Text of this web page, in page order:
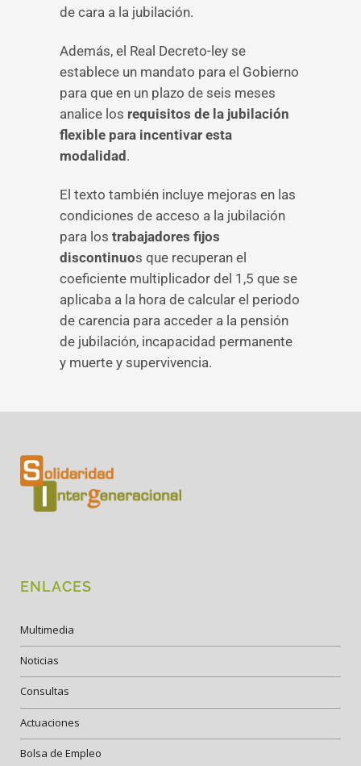
de cara a la jubilación.
Además, el Real Decreto-ley se
establece un mandato para el Gobierno
para que en un plazo de seis meses
analice los requisitos de la jubilación
flexible para incentivar esta
modalidad .
El texto también incluye mejoras en las
condiciones de acceso a la jubilación
para los trabajadores fijos
discontinuos que recuperan el
coeficiente multiplicador del 1,5 que se
aplicaba a la hora de calcular el periodo
de carencia para acceder a la pensión
de jubilación, incapacidad permanente
y muerte y supervivencia.
ENLACES
Multimedia
Noticias
Consultas
Actuaciones
Bolsa de Empleo